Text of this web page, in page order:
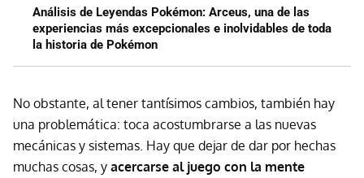
Análisis de Leyendas Pokémon: Arceus, una de las
experiencias más excepcionales e inolvidables de toda
la historia de Pokémon
No obstante, al tener tantísimos cambios, también hay
una problemática: toca acostumbrarse a las nuevas
mecánicas y sistemas. Hay que dejar de dar por hechas
muchas cosas, y acercarse al juego con la mente